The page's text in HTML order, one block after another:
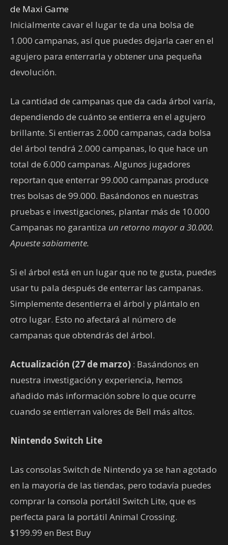
de Maxi Game
Inicialmente cavar el lugar te da una bolsa de
1.000 campanas, así que puedes dejarla caer en el
agujero para enterrarla y obtener una pequeña
devolución.
La cantidad de campanas que da cada árbol varía,
dependiendo de cuánto se entierra en el agujero
brillante. Si entierras 2.000 campanas, cada bolsa
del árbol tendrá 2.000 campanas, lo que hace un
total de 6.000 campanas. Algunos jugadores
reportan que enterrar 99.000 campanas produce
tres bolsas de 99.000. Basándonos en nuestras
pruebas e investigaciones, plantar más de 10.000
Campanas no garantiza un retorno mayor a 30.000.
Apueste sabiamente.
Si el árbol está en un lugar que no te gusta, puedes
usar tu pala después de enterrar las campanas.
Simplemente desentierra el árbol y plántalo en
otro lugar. Esto no afectará al número de
campanas que obtendrás del árbol.
Actualización (27 de marzo) : Basándonos en
nuestra investigación y experiencia, hemos
añadido más información sobre lo que ocurre
cuando se entierran valores de Bell más altos.
Nintendo Switch Lite
Las consolas Switch de Nintendo ya se han agotado
en la mayoría de las tiendas, pero todavía puedes
comprar la consola portátil Switch Lite, que es
perfecta para la portátil Animal Crossing.
$199.99 en Best Buy